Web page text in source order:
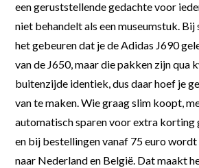
een geruststellende gedachte voor
niet behandelt als een museumstuk.
het gebeuren dat je de Adidas J690
van de J650, maar die pakken zijn qua
buitenzijde identiek, dus daar hoef je
van te maken. Wie graag slim koopt,
automatisch sparen voor extra korting
en bij bestellingen vanaf 75 euro
naar Nederland en België. Dat maakt